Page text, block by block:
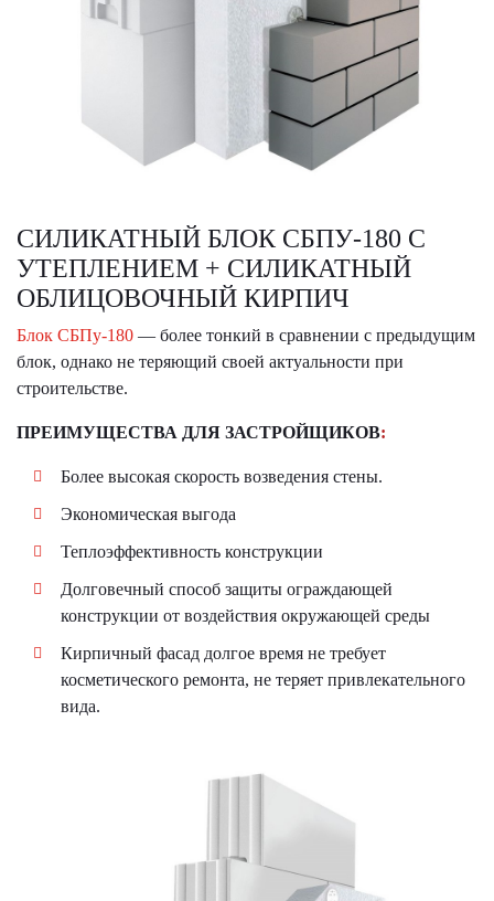
СИЛИКАТНЫЙ БЛОК СБПУ-180 С
УТЕПЛЕНИЕМ + СИЛИКАТНЫЙ
ОБЛИЦОВОЧНЫЙ КИРПИЧ
Блок СБПу-180 — более тонкий в сравнении с предыдущим
блок, однако не теряющий своей актуальности при
строительстве.
ПРЕИМУЩЕСТВА ДЛЯ ЗАСТРОЙЩИКОВ:
Более высокая скорость возведения стены.
Экономическая выгода
Теплоэффективность конструкции
Долговечный способ защиты ограждающей
конструкции от воздействия окружающей среды
Кирпичный фасад долгое время не требует
косметического ремонта, не теряет привлекательного
вида.